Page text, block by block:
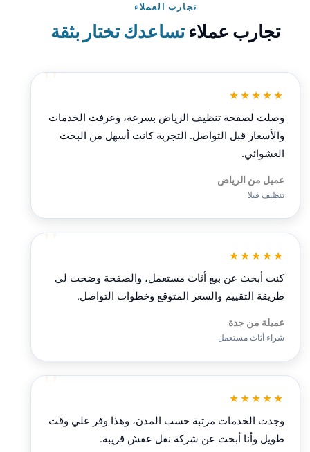
تجارب العملاء
تجارب عملاءتساعدك تختار بثقة
★★★★★
وصلت لصفحة تنظيف الرياض بسرعة، وعرفت الخدمات
والأسعار قبل التواصل. التجربة كانت أسهل من البحث
العشوائي.
عميل من الرياض
تنظيف فيلا
★★★★★
كنت أبحث عن بيع أثاث مستعمل، والصفحة وضحت لي
طريقة التقييم والسعر المتوقع وخطوات التواصل.
عميلة من جدة
شراء أثاث مستعمل
★★★★★
وجدت الخدمات مرتبة حسب المدن، وهذا وفر علي وقت
طويل وأنا أبحث عن شركة نقل عفش قريبة.